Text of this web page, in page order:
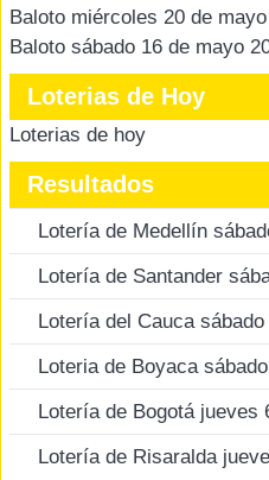
Baloto miércoles 20 de
Baloto sábado 16 de mayo
Loterias de Hoy
Loterias de hoy
Resultados
Lotería de Medellín
Lotería de Santander
Lotería del Cauca
Loteria de Boyaca
Lotería de Bogotá jueves
Lotería de Risaralda